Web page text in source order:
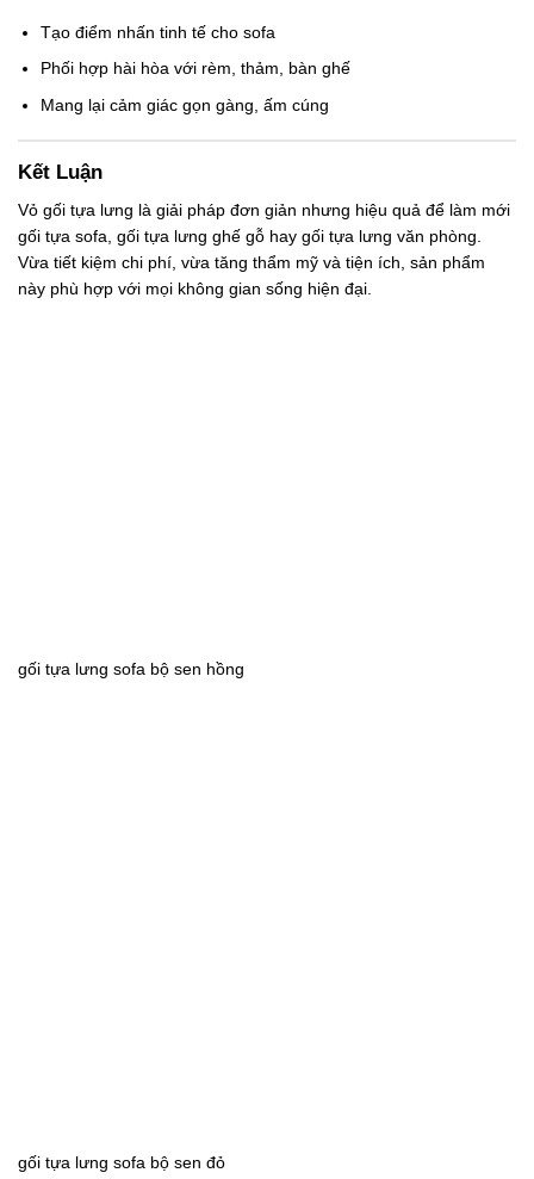
Tạo điểm nhấn tinh tế cho sofa
Phối hợp hài hòa với rèm, thảm, bàn ghế
Mang lại cảm giác gọn gàng, ấm cúng
Kết Luận
Vỏ gối tựa lưng là giải pháp đơn giản nhưng hiệu quả để làm mới
gối tựa sofa gối tựa lưng ghế gỗ hay gối tựa lưng văn phòng
Vừa tiết kiệm chi phí, vừa tăng thẩm mỹ và tiện ích, sản phẩm
này phù hợp với mọi không gian sống hiện đại.
gối tựa lưng sofa bộ sen hồng
gối tựa lưng sofa bộ sen đỏ